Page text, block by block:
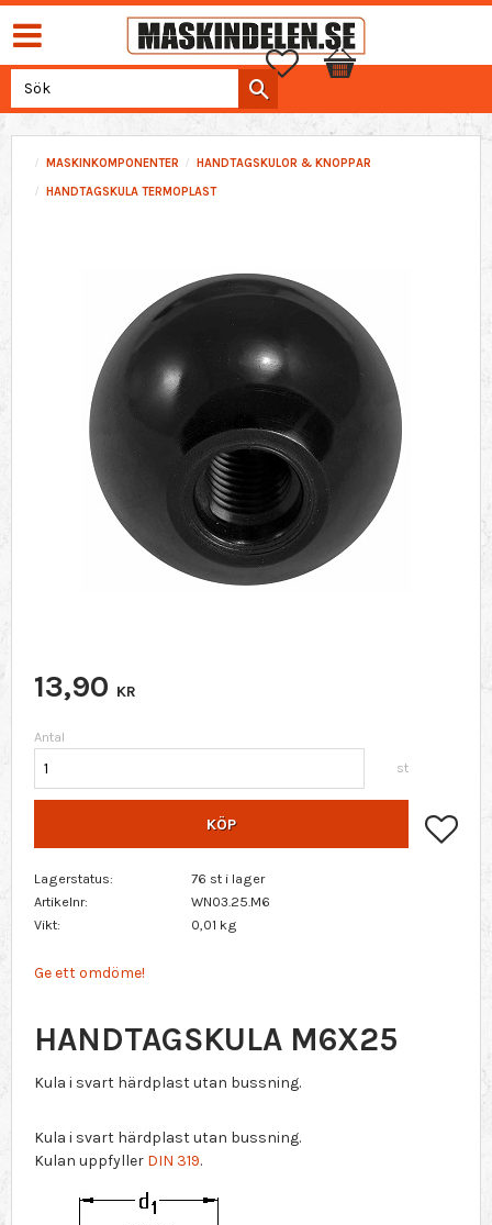
Favoriter
Kundvagn
MASKINKOMPONENTER
HANDTAGSKULOR & KNOPPAR
HANDTAGSKULA TERMOPLAST
13,90 KR
Antal
st
KÖP
Lagerstatus
76 st i lager
Artikelnr
WN03.25.M6
Vikt
0,01 kg
Ge ett omdöme!
HANDTAGSKULA M6X25
Kula i svart härdplast utan bussning.
Kula i svart härdplast utan bussning.
Kulan uppfyller DIN 319.